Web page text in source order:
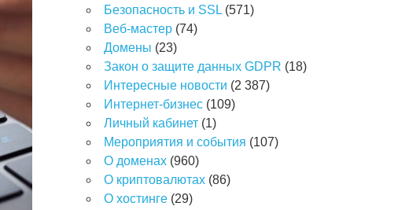
Безопасность и SSL (571)
Веб-мастер (74)
Домены (23)
Закон о защите данных GDPR (18)
Интересные новости (2 387)
Интернет-бизнес (109)
Личный кабинет (1)
Мероприятия и события (107)
О доменах (960)
О криптовалютах (86)
О хостинге (29)